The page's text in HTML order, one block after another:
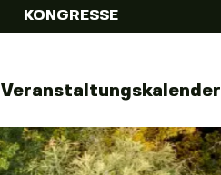
KONGRESSE
Veranstaltungskalender